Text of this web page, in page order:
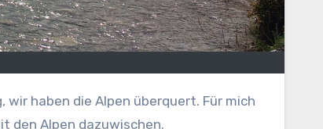
den Alpen dazuwischen.